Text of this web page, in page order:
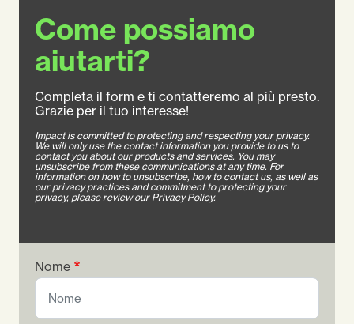
Come possiamo
aiutarti?
Completa il form e ti contatteremo al più presto.
Grazie per il tuo interesse!
Impact is committed to protecting and respecting your privacy.
We will only use the contact information you provide to us to
contact you about our products and services. You may
unsubscribe from these communications at any time. For
information on how to unsubscribe, how to contact us, as well as
our privacy practices and commitment to protecting your
privacy, please review our Privacy Policy.
Nome